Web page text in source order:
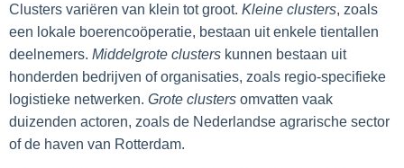
Clusters variëren van klein tot groot. Kleine clusters, zoals
een lokale boerencoöperatie, bestaan uit enkele tientallen
deelnemers. Middelgrote clusters kunnen bestaan uit
honderden bedrijven of organisaties, zoals regio-specifieke
logistieke netwerken. Grote clusters omvatten vaak
duizenden actoren, zoals de Nederlandse agrarische sector
of de haven van Rotterdam.